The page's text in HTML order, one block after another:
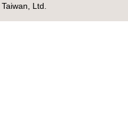
Ltd.